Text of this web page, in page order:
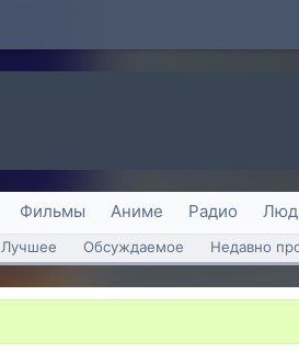
Фильмы Аниме Радио
Лучшее Обсуждаемое Недавно